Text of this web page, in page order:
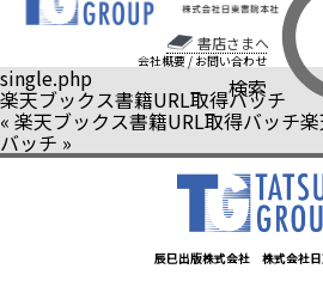
書店さまへ
会社概要 / お問い合わせ
検索
single.php
楽天ブックス書籍URL取得バッチ
« 楽天ブックス書籍URL取得バッチ
バッチ »
辰巳出版株式会社 株式会社